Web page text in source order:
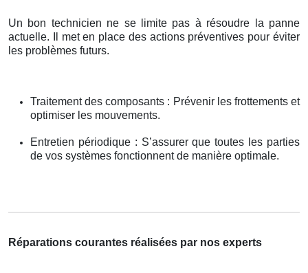
Un bon technicien ne se limite pas à résoudre la panne
actuelle. Il met en place des actions préventives pour éviter
les problèmes futurs.
Traitement des composants : Prévenir les frottements et
optimiser les mouvements.
Entretien périodique : S’assurer que toutes les parties
de vos systèmes fonctionnent de manière optimale.
Réparations courantes réalisées par nos experts